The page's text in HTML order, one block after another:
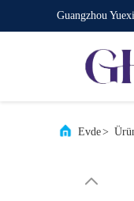
Guangzhou
Evde>